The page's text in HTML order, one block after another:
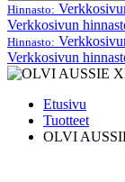
Hinnasto:
Verkkosivun
Hinnasto:
Verkkosivun
Etusivu
Tuotteet
OLVI